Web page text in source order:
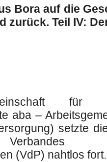
Bora auf die
zurück. Teil IV:
für
aba –
setzte
(VdP) nahtlos fort.